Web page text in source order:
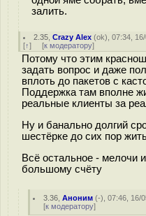
залить.
2.35 ,Crazy Alex (ok), 07:34,
[↑] [к модератору]
Потому что этим
задать вопрос и даже
вплоть до пакетов с
Поддержка там вполне
реальные клиенты за
Ну и банально долгий
шестёрке до сих пор
Всё остальное - мелочи
большому счёту
3.36 ,Аноним (-), 07:46, 16/
[к модератору]